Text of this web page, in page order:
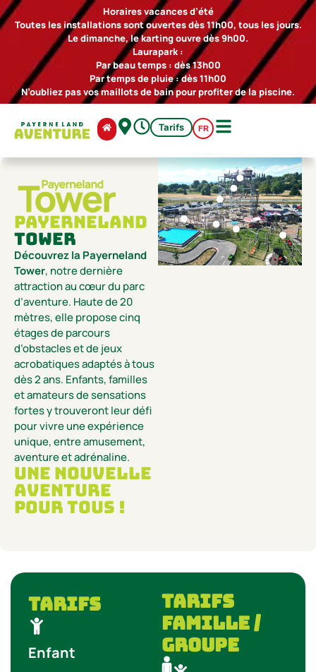
Horaires vacances d’été
Toutes les installations sont ouvertes dès 11h00, tous les jours.
Le dimanche, le karting ouvre dès 9h00.
Laurapark :
Par beau temps : dès 13h00
Par temps de pluie : dès 11h00
N’oubliez pas vos maillots de bain pour profiter de la piscine.
Tarifs FR
Payerneland
Tower
Découvrez la Payerneland
Tower, notre dernière
attraction au cœur du parc
d’aventure. Haute de 20
mètres, elle propose cinq
étages de parcours
d’obstacles et de jeux
acrobatiques adaptés à tous
dès 2 ans. Enfants, familles
et amateurs de sensations
fortes y trouveront leur défi
pour vivre une expérience
unique, entre amusement,
aventure et adrénaline.
Une nouvelle
aventure
pour tous !
Tarifs
Enfant
tarifs
famille /
groupe